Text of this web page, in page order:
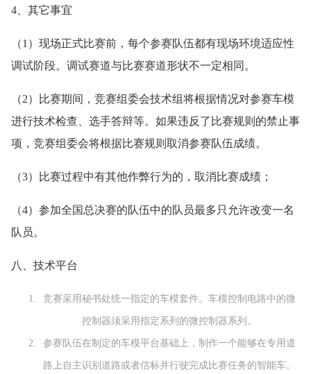
4、其它事宜
（1）现场正式比赛前，每个参赛队伍都有现场环境适应性
调试阶段。调试赛道与比赛赛道形状不一定相同。
（2）比赛期间，竞赛组委会技术组将根据情况对参赛车模
进行技术检查、选手答辩等。如果违反了比赛规则的禁止事
项，竞赛组委会将根据比赛规则取消参赛队伍成绩。
（3）比赛过程中有其他作弊行为的，取消比赛成绩；
（4）参加全国总决赛的队伍中的队员最多只允许改变一名
队员。
八、技术平台
竞赛采用秘书处统一指定的车模套件。车模控制电路中的微
控制器须采用指定系列的微控制器系列。
参赛队伍在制定的车模平台基础上，制作一个能够在专用道
路上自主识别道路或者信标并行驶完成比赛任务的智能车。